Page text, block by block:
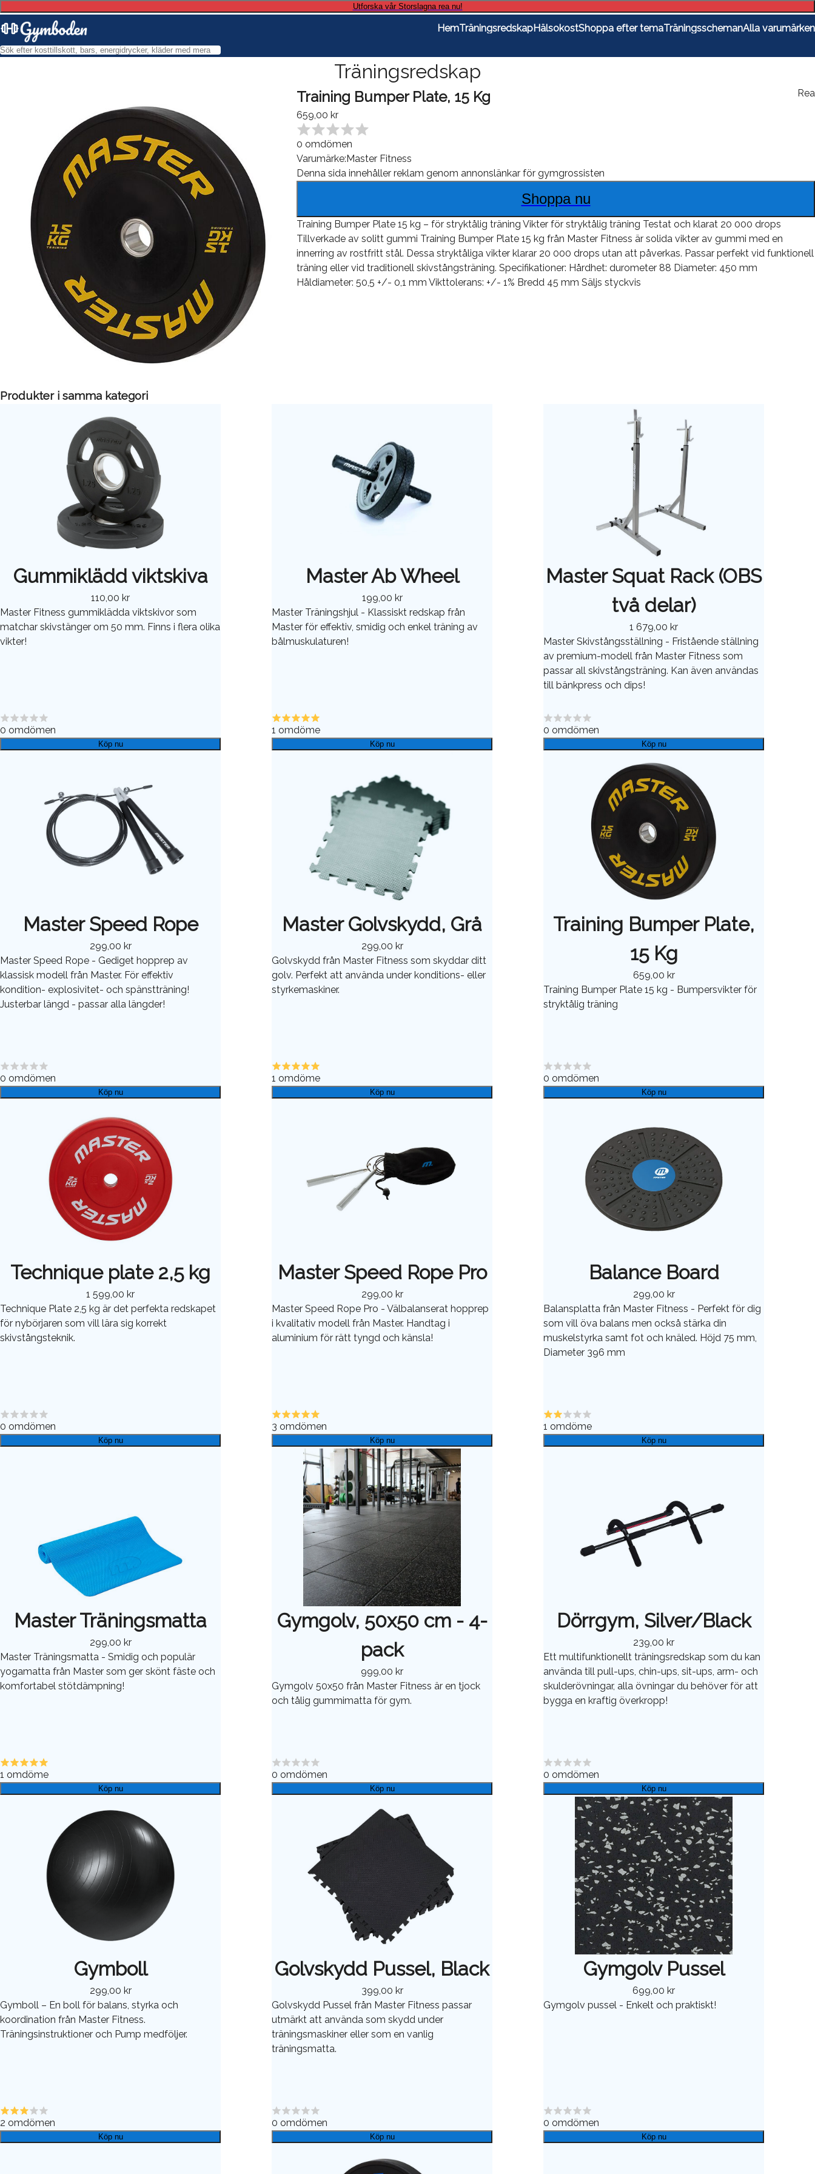
Utforska vår Storslagna rea nu!
HemTräningsredskapHälsokostShoppa efter temaTräningsschemanAlla varumärken
Träningsredskap
Training Bumper Plate, 15 Kg
Rea
659,00 kr
0 omdömen
Varumärke:Master Fitness
Denna sida innehåller reklam genom annonslänkar för gymgrossisten
Shoppa nu
Training Bumper Plate 15 kg – för stryktålig träning Vikter för stryktålig träning Testat och klarat 20 000 drops
Tillverkade av solitt gummi Training Bumper Plate 15 kg från Master Fitness är solida vikter av gummi med en
innerring av rostfritt stål. Dessa stryktåliga vikter klarar 20 000 drops utan att påverkas. Passar perfekt vid funktionell
träning eller vid traditionell skivstångsträning. Specifikationer: Hårdhet: durometer 88 Diameter: 450 mm
Håldiameter: 50,5 +/- 0,1 mm Vikttolerans: +/- 1% Bredd 45 mm Säljs styckvis
Produkter i samma kategori
Gummiklädd viktskiva
110,00 kr
Master Fitness gummiklädda viktskivor som
matchar skivstänger om 50 mm. Finns i flera olika
vikter!
0 omdömen
Köp nu
Master Ab Wheel
199,00 kr
Master Träningshjul - Klassiskt redskap från
Master för effektiv, smidig och enkel träning av
bålmuskulaturen!
1 omdöme
Köp nu
Master Squat Rack (OBS
två delar)
1 679,00 kr
Master Skivstångsställning - Fristående ställning
av premium-modell från Master Fitness som
passar all skivstångsträning. Kan även användas
till bänkpress och dips!
0 omdömen
Köp nu
Master Speed Rope
299,00 kr
Master Speed Rope - Gediget hopprep av
klassisk modell från Master. För effektiv
kondition- explosivitet- och spänstträning!
Justerbar längd - passar alla längder!
0 omdömen
Köp nu
Master Golvskydd, Grå
299,00 kr
Golvskydd från Master Fitness som skyddar ditt
golv. Perfekt att använda under konditions- eller
styrkemaskiner.
1 omdöme
Köp nu
Training Bumper Plate,
15 Kg
659,00 kr
Training Bumper Plate 15 kg - Bumpersvikter för
stryktålig träning
0 omdömen
Köp nu
Technique plate 2,5 kg
1 599,00 kr
Technique Plate 2,5 kg är det perfekta redskapet
för nybörjaren som vill lära sig korrekt
skivstångsteknik.
0 omdömen
Köp nu
Master Speed Rope Pro
299,00 kr
Master Speed Rope Pro - Välbalanserat hopprep
i kvalitativ modell från Master. Handtag i
aluminium för rätt tyngd och känsla!
3 omdömen
Köp nu
Balance Board
299,00 kr
Balansplatta från Master Fitness - Perfekt för dig
som vill öva balans men också stärka din
muskelstyrka samt fot och knäled. Höjd 75 mm,
Diameter 396 mm
1 omdöme
Köp nu
Master Träningsmatta
299,00 kr
Master Träningsmatta - Smidig och populär
yogamatta från Master som ger skönt fäste och
komfortabel stötdämpning!
1 omdöme
Köp nu
Gymgolv, 50x50 cm - 4-
pack
999,00 kr
Gymgolv 50x50 från Master Fitness är en tjock
och tålig gummimatta för gym.
0 omdömen
Köp nu
Dörrgym, Silver/Black
239,00 kr
Ett multifunktionellt träningsredskap som du kan
använda till pull-ups, chin-ups, sit-ups, arm- och
skulderövningar, alla övningar du behöver för att
bygga en kraftig överkropp!
0 omdömen
Köp nu
Gymboll
299,00 kr
Gymboll – En boll för balans, styrka och
koordination från Master Fitness.
Träningsinstruktioner och Pump medföljer.
2 omdömen
Köp nu
Golvskydd Pussel, Black
399,00 kr
Golvskydd Pussel från Master Fitness passar
utmärkt att använda som skydd under
träningsmaskiner eller som en vanlig
träningsmatta.
0 omdömen
Köp nu
Gymgolv Pussel
699,00 kr
Gymgolv pussel - Enkelt och praktiskt!
0 omdömen
Köp nu